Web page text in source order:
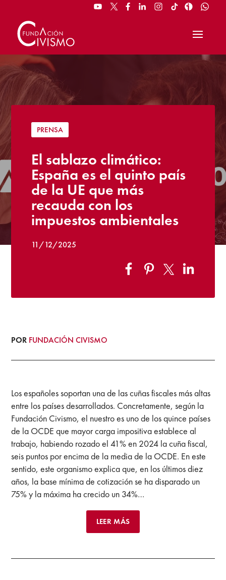
PRENSA
El sablazo climático:
España es el quinto país
de la UE que más
recauda con los
impuestos ambientales
11/12/2025
POR FUNDACIÓN CIVISMO
Los españoles soportan una de las cuñas fiscales más altas
entre los países desarrollados. Concretamente, según la
Fundación Civismo, el nuestro es uno de los quince países
de la OCDE que mayor carga impositiva establece al
trabajo, habiendo rozado el 41% en 2024 la cuña fiscal,
seis puntos por encima de la media de la OCDE. En este
sentido, este organismo explica que, en los últimos diez
años, la base mínima de cotización se ha disparado un
75% y la máxima ha crecido un 34%…
LEER MÁS